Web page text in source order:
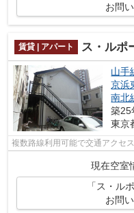
お問
賃貸 | アパート ス・ル
山手
京浜
南北
築25
東京
複数路線利用可能で交通アクセ
現在空室
「ス・ル
お問